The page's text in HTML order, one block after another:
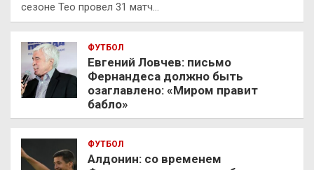
сезоне Тео провел 31 матч…
ФУТБОЛ
Евгений Ловчев: письмо
Фернандеса должно быть
озаглавлено: «Миром правит
бабло»
ФУТБОЛ
Алдонин: со временем